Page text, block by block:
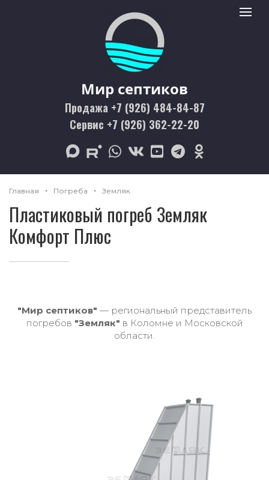
Мир септиков logo
Мир септиков
Продажа +7 (926) 484-84-87
Сервис +7 (926) 362-22-20
max rutubewhatsapp
vk youtubetelegramodnoklassniki
Toggle
Главная Погреба Земляк
Пластиковый погреб Земляк
Комфорт Плюс
"Мир септиков" — региональный представитель
погребов "Земляк" в Коломне и Московской
области.